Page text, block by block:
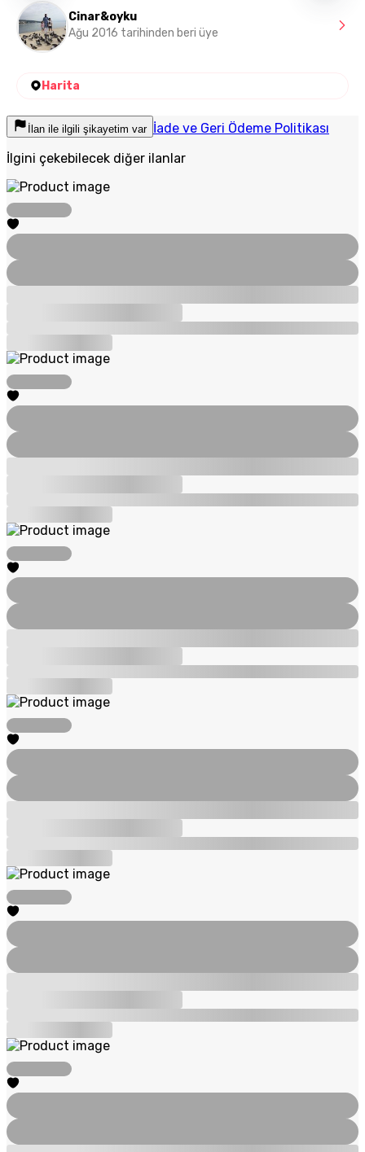
Cinar&oyku
Ağu 2016 tarihinden beri üye
Harita
İlan ile ilgili şikayetim var İade ve Geri Ödeme Politikası
İlgini çekebilecek diğer ilanlar